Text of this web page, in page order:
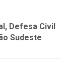
Defesa Civil
Sudeste